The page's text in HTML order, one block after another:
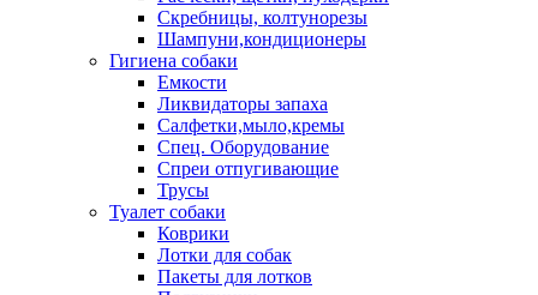
Скребницы, колтунорезы
Шампуни,кондиционеры
Гигиена собаки
Емкости
Ликвидаторы запаха
Салфетки,мыло,кремы
Спец. Оборудование
Спреи отпугивающие
Трусы
Туалет собаки
Коврики
Лотки для собак
Пакеты для лотков